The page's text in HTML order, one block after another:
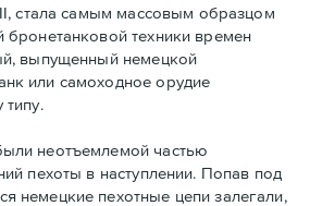
стала самым массовым образцом
бронетанковой техники времен
выпущенный немецкой
или самоходное орудие
неотъемлемой частью
пехоты в наступлении. Попав под
немецкие пехотные цепи залегали,